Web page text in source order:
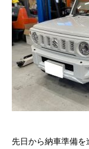
先日から納車準備を